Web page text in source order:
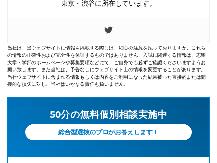
東京・渋谷に所在しています。
当社は、当ウェブサイトに情報を掲載する際には、細心の注意を払っておりますが、これら
の情報の正確性および完全性を保証するものではありません。入試に関連する情報は、志望
大学・学部のホームページや募集要項などにて、ご自身でも必ずご確認くださいますようお
願い致します。また当社は、予告なしにウェブサイト上の情報を変更することがあります。
当社ウェブサイトに含まれる情報もしくは内容をご利用になった結果被った直接的または間
接的な損失に対し、当社はいかなる責任も負いません。
50分の無料個別相談実施中
総合型選抜のプロがお答えします！